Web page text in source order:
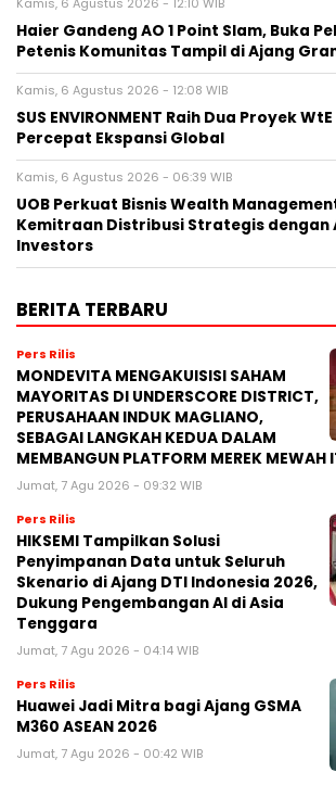
Haier Gandeng AO 1 Point Slam, Buka
Petenis Komunitas Tampil di Ajang
Kamis, 6 Agustus 2026 - 12:08 WIB
SUS ENVIRONMENT Raih Dua Proyek
Percepat Ekspansi Global
Kamis, 6 Agustus 2026 - 06:39 WIB
UOB Perkuat Bisnis Wealth
Kemitraan Distribusi Strategis dengan
Investors
BERITA TERBARU
Pers Rilis
MONDEVITA MENGAKUISISI SAHAM
MAYORITAS DI UNDERSCORE DISTRICT,
PERUSAHAAN INDUK MAGLIANO,
SEBAGAI LANGKAH KEDUA DALAM
MEMBANGUN PLATFORM MEREK MEWAH
Jumat, 7 Agu 2026 - 09:32 WIB
Pers Rilis
HIKSEMI Tampilkan Solusi
Penyimpanan Data untuk Seluruh
Skenario di Ajang DTI Indonesia 2026,
Dukung Pengembangan AI di Asia
Tenggara
Jumat, 7 Agu 2026 - 04:14 WIB
Pers Rilis
Huawei Jadi Mitra bagi Ajang GSMA
M360 ASEAN 2026
Jumat, 7 Agu 2026 - 00:42 WIB